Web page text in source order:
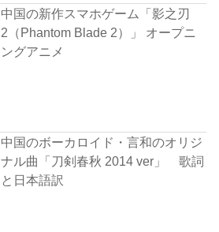
中国の新作スマホゲーム「影之刃
2（Phantom Blade 2）」 オープニ
ングアニメ
中国のボーカロイド・言和のオリジ
ナル曲「刀剣春秋 2014 ver」 歌詞
と日本語訳